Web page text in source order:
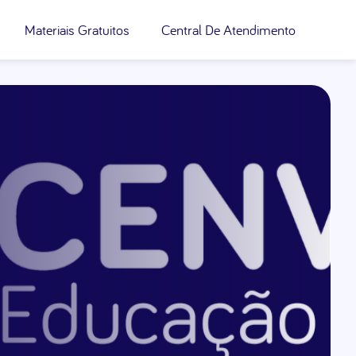
Materiais Gratuitos Central De Atendimento